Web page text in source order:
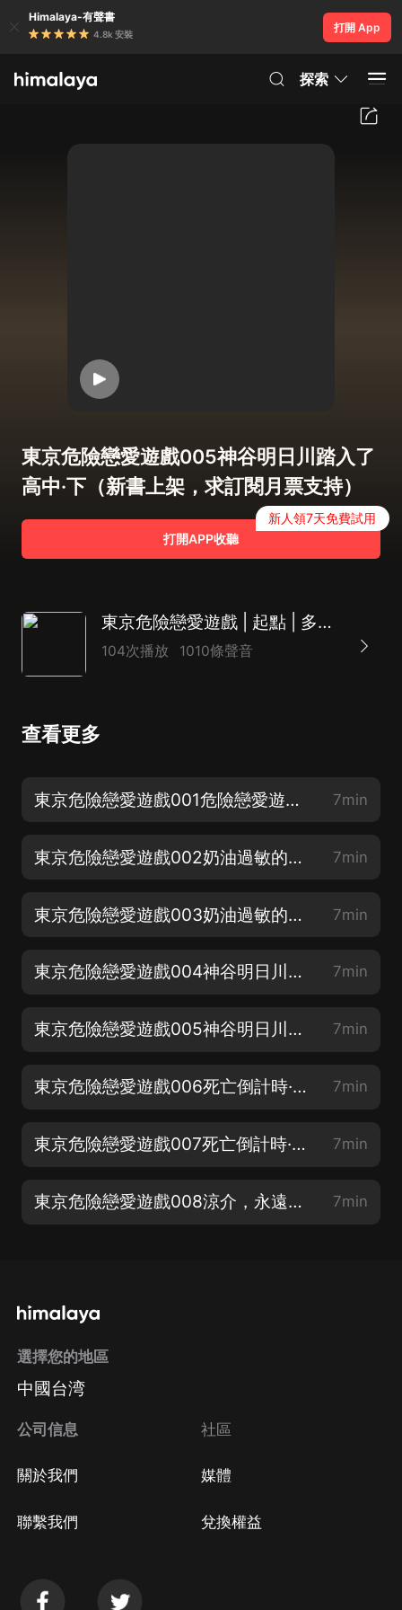
Himalaya-有聲書
4.8k 安裝
打開 App
探索
東京危險戀愛遊戲005神谷明日川踏入了
高中·下（新書上架，求訂閱月票支持）
打開APP收聽
新人領7天免費試用
東京危險戀愛遊戲 | 起點 | 多播輕小說
104次播放 1010條聲音
查看更多
東京危險戀愛遊戲001危險戀愛遊戲（新書上架，求訂閱月票支持） 7min
東京危險戀愛遊戲002奶油過敏的美少女·上（新書上架，求訂閱月票支持） 7min
東京危險戀愛遊戲003奶油過敏的美少女·下（新書上架，求訂閱月票支持） 7min
東京危險戀愛遊戲004神谷明日川踏入了高中·上（新書上架，求訂閱月票支持） 7min
東京危險戀愛遊戲005神谷明日川踏入了高中·下（新書上架，求訂閱月票支持） 7min
東京危險戀愛遊戲006死亡倒計時·上（新書上架，求訂閱月票支持） 7min
東京危險戀愛遊戲007死亡倒計時·下（新書上架，求訂閱月票支持） 7min
東京危險戀愛遊戲008涼介，永遠滴神!（新書上架，求訂閱月票支持） 7min
選擇您的地區
中國台湾
公司信息
關於我們
聯繫我們
社區
媒體
兌換權益